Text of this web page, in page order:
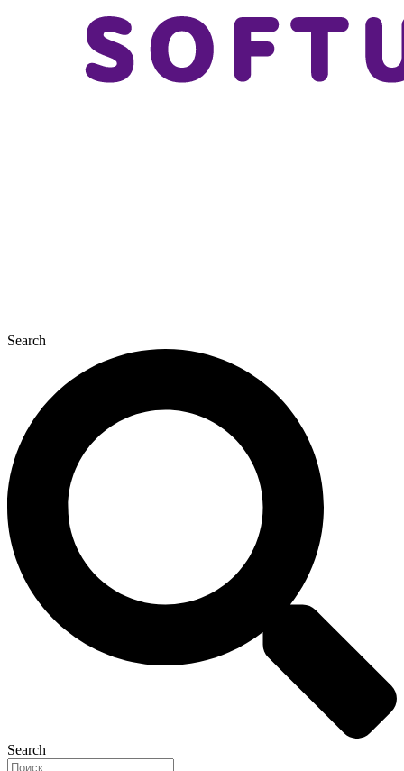
Search
Search